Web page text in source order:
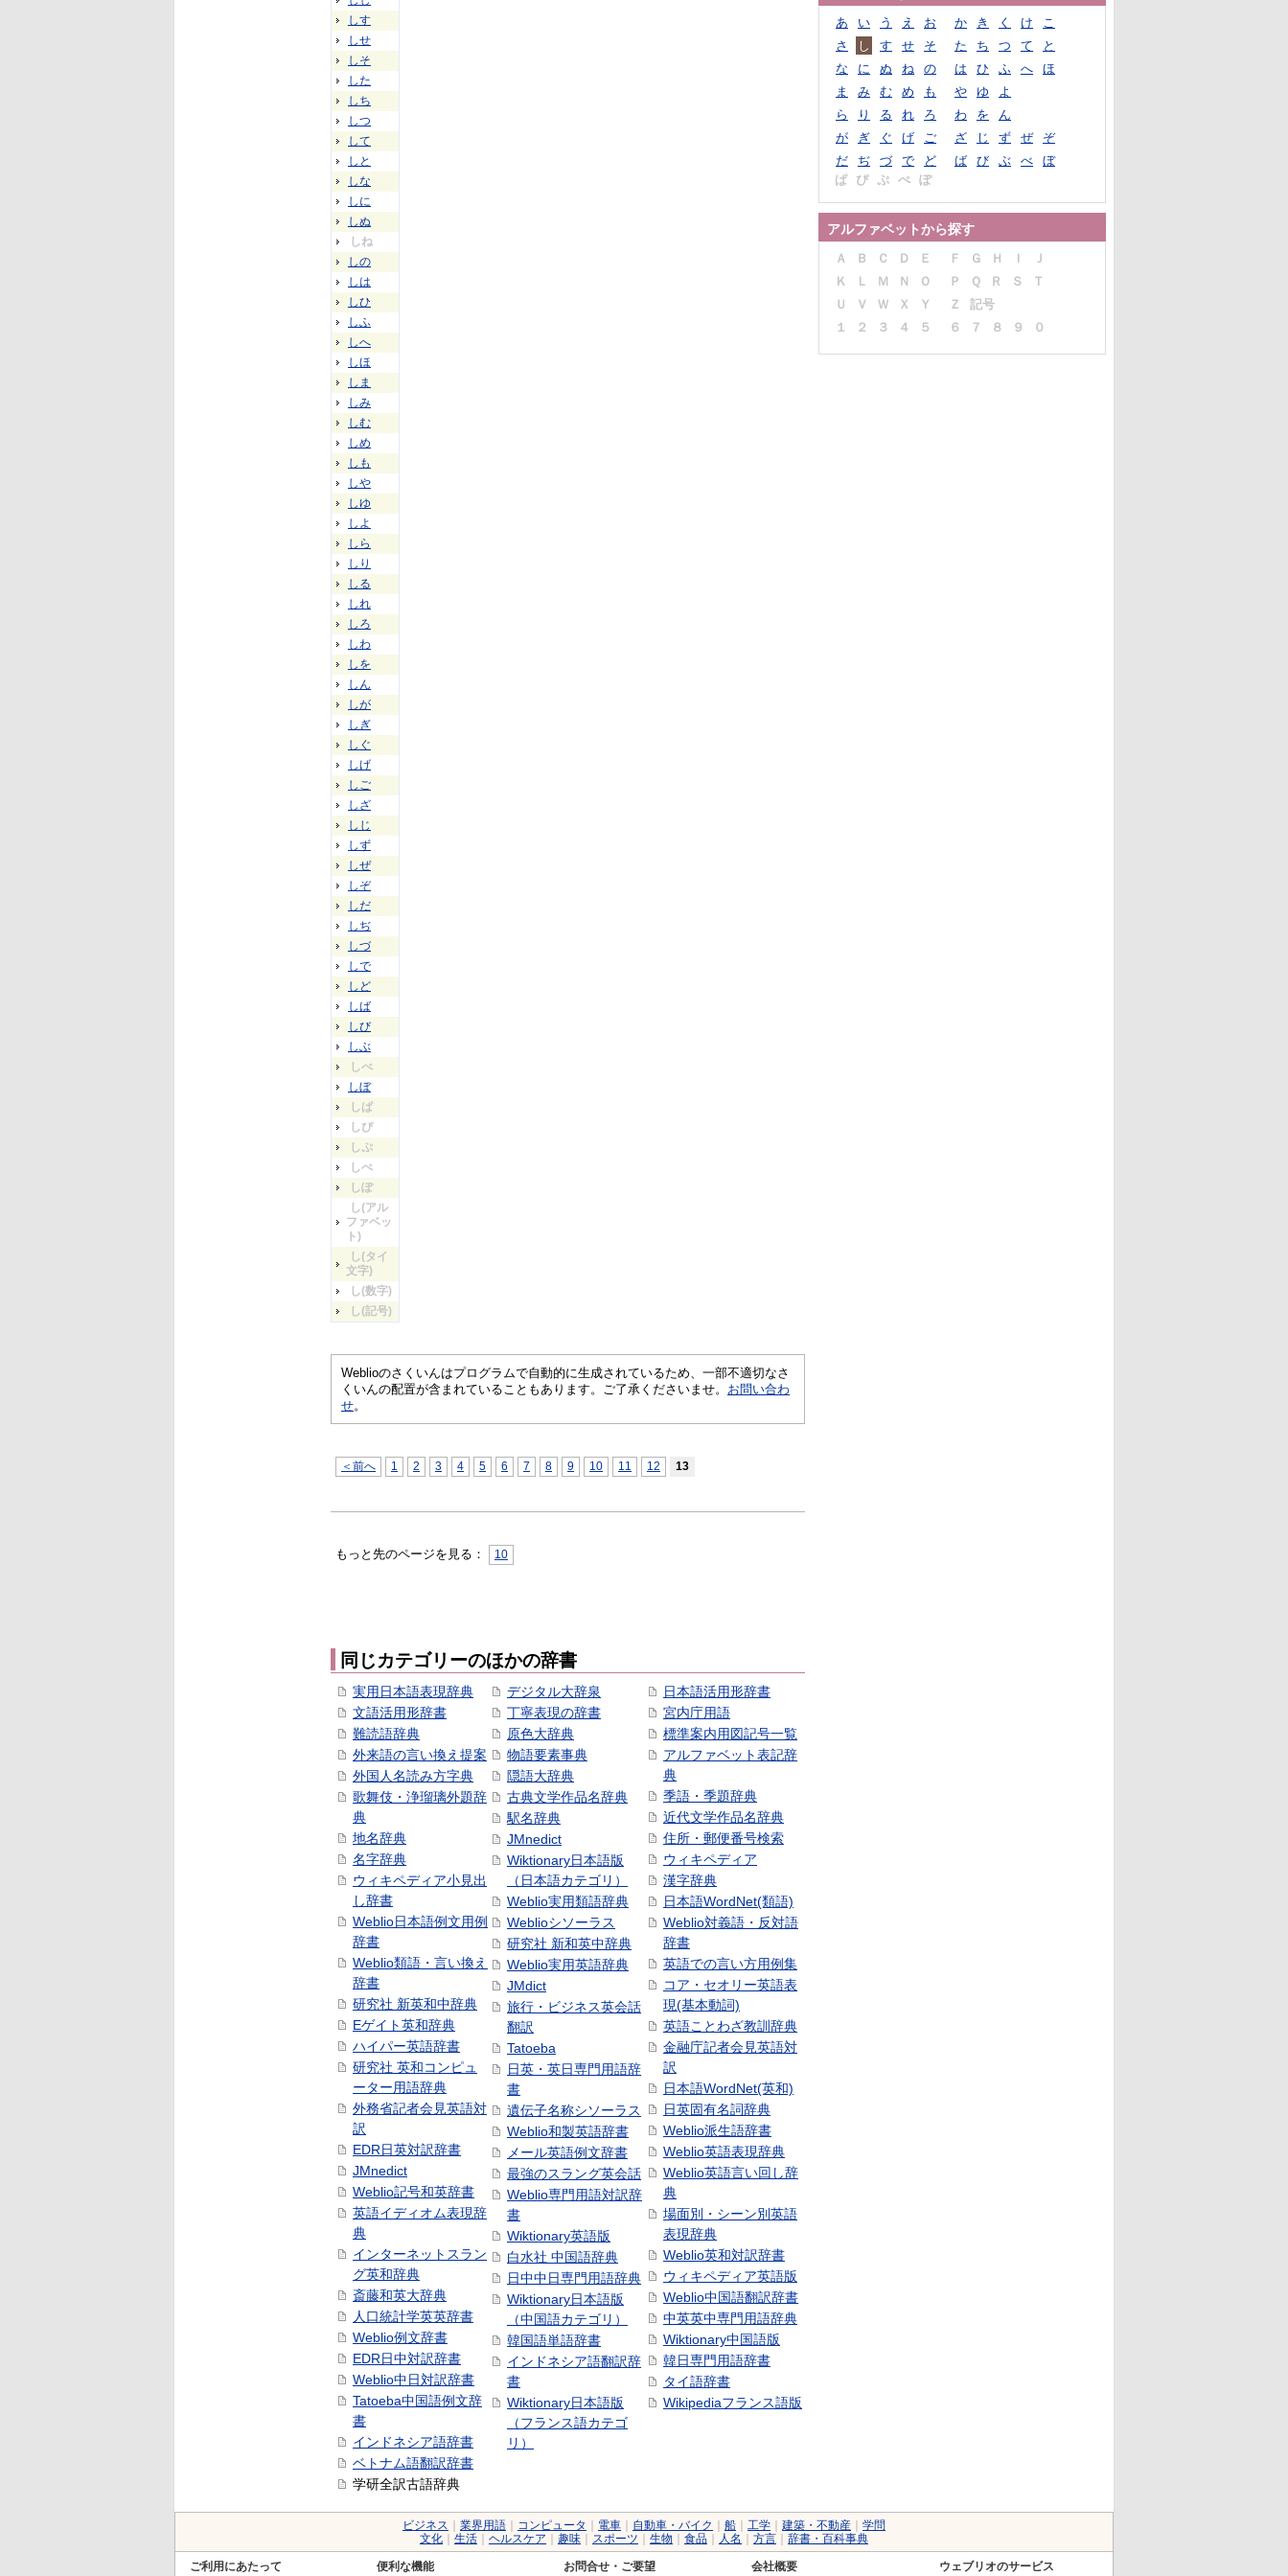
しす
しせ
しそ
した
しち
しつ
して
しと
しな
しに
しぬ
しね
しの
しは
しひ
しふ
しへ
しほ
しま
しみ
しむ
しめ
しも
しや
しゆ
しよ
しら
しり
しる
しれ
しろ
しわ
しを
しん
しが
しぎ
しぐ
しげ
しご
しざ
しじ
しず
しぜ
しぞ
しだ
しぢ
しづ
しで
しど
しば
しび
しぶ
しべ
しぼ
しぱ
しぴ
しぷ
しぺ
しぽ
し(アル
ファベッ
ト)
し(タイ
文字)
し(数字)
し(記号)
Weblioのさくいんはプログラムで自動的に生成されているため、一部不適切なさ
くいんの配置が含まれていることもあります。ご了承くださいませ。 お問い合わ
せ。
＜前へ 1 2 3 4 5 6 7 8 9 10 11 12 13
もっと先のページを見る： 10
同じカテゴリーのほかの辞書
実用日本語表現辞典
文語活用形辞書
難読語辞典
外来語の言い換え提案
外国人名読み方字典
歌舞伎・浄瑠璃外題辞
典
地名辞典
名字辞典
ウィキペディア小見出
し辞書
Weblio日本語例文用例
辞書
Weblio類語・言い換え
辞書
研究社 新英和中辞典
Eゲイト英和辞典
ハイパー英語辞書
研究社 英和コンピュ
ーター用語辞典
外務省記者会見英語対
訳
EDR日英対訳辞書
JMnedict
Weblio記号和英辞書
英語イディオム表現辞
典
インターネットスラン
グ英和辞典
斎藤和英大辞典
人口統計学英英辞書
Weblio例文辞書
EDR日中対訳辞書
Weblio中日対訳辞書
Tatoeba中国語例文辞
書
インドネシア語辞書
ベトナム語翻訳辞書
学研全訳古語辞典
デジタル大辞泉
丁寧表現の辞書
原色大辞典
物語要素事典
隠語大辞典
古典文学作品名辞典
駅名辞典
JMnedict
Wiktionary日本語版
（日本語カテゴリ）
Weblio実用類語辞典
Weblioシソーラス
研究社 新和英中辞典
Weblio実用英語辞典
JMdict
旅行・ビジネス英会話
翻訳
Tatoeba
日英・英日専門用語辞
書
遺伝子名称シソーラス
Weblio和製英語辞書
メール英語例文辞書
最強のスラング英会話
Weblio専門用語対訳辞
書
Wiktionary英語版
白水社 中国語辞典
日中中日専門用語辞典
Wiktionary日本語版
（中国語カテゴリ）
韓国語単語辞書
インドネシア語翻訳辞
書
Wiktionary日本語版
（フランス語カテゴ
リ）
日本語活用形辞書
宮内庁用語
標準案内用図記号一覧
アルファベット表記辞
典
季語・季題辞典
近代文学作品名辞典
住所・郵便番号検索
ウィキペディア
漢字辞典
日本語WordNet(類語)
Weblio対義語・反対語
辞書
英語での言い方用例集
コア・セオリー英語表
現(基本動詞)
英語ことわざ教訓辞典
金融庁記者会見英語対
訳
日本語WordNet(英和)
日英固有名詞辞典
Weblio派生語辞書
Weblio英語表現辞典
Weblio英語言い回し辞
典
場面別・シーン別英語
表現辞典
Weblio英和対訳辞書
ウィキペディア英語版
Weblio中国語翻訳辞書
中英英中専門用語辞典
Wiktionary中国語版
韓日専門用語辞書
タイ語辞書
Wikipediaフランス語版
あ い う え お か き く け
こ
さ
し す せ そ た ち つ て
と
な
に ぬ ね の は ひ ふ へ
ほ
ま
み む め も や ゆ
よ
ら
り る れ ろ わ を
ん
が
ぎ ぐ げ ご ざ じ ず ぜ
ぞ
だ
ぢ づ で ど ば び ぶ べ
ぼ
ぱ
ぴ ぷ ぺ ぽ
アルファベットから探す
Ａ Ｂ Ｃ Ｄ Ｅ Ｆ Ｇ Ｈ Ｉ
Ｊ
Ｋ
Ｌ Ｍ Ｎ Ｏ Ｐ Ｑ Ｒ Ｓ
Ｔ
Ｕ
Ｖ Ｗ Ｘ Ｙ Ｚ
記号
１
２ ３ ４ ５ ６ ７ ８ ９ ０
ビジネス 業界用語 コンピュータ 電車 自動車・バイク 船 工学 建築・不動産
学問
文化
生活 ヘルスケア 趣味 スポーツ 生物 食品 人名 方言 辞書・百科事典
ご利用にあたって 便利な機能 お問合せ・ご要望 会社概要 ウェブリオのサービス